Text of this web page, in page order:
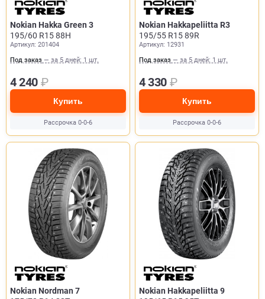
Nokian Hakka Green 3
195/60 R15 88H
Артикул: 201404
Под заказ — за 5 дней: 1 шт.
4 240 ₽
Купить
Рассрочка 0-0-6
Nokian Hakkapeliitta R3
195/55 R15 89R
Артикул: 12931
Под заказ — за 5 дней: 1 шт.
4 330 ₽
Купить
Рассрочка 0-0-6
Nokian Nordman 7
Nokian Hakkapeliitta 9